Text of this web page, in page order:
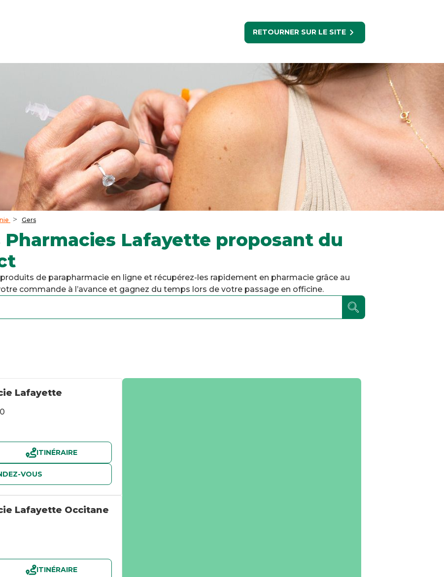
RETOURNER SUR LE SITE
Gers
Pharmacies Lafayette proposant du
de parapharmacie en ligne et récupérez-les rapidement en pharmacie grâce au
commande à l’avance et gagnez du temps lors de votre passage en officine.
Lafayette
ITINÉRAIRE
VOUS
Lafayette Occitane
ITINÉRAIRE